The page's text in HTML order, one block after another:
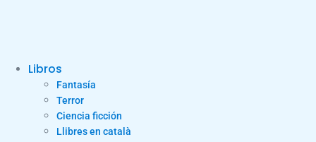
Libros
Fantasía
Terror
Ciencia ficción
Llibres en català